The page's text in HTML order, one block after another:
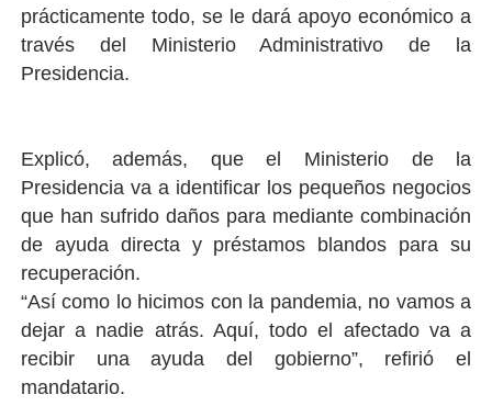
prácticamente todo, se le dará apoyo económico a
través del Ministerio Administrativo de la
Presidencia.
Explicó, además, que el Ministerio de la
Presidencia va a identificar los pequeños negocios
que han sufrido daños para mediante combinación
de ayuda directa y préstamos blandos para su
recuperación.
“Así como lo hicimos con la pandemia, no vamos a
dejar a nadie atrás. Aquí, todo el afectado va a
recibir una ayuda del gobierno”, refirió el
mandatario.